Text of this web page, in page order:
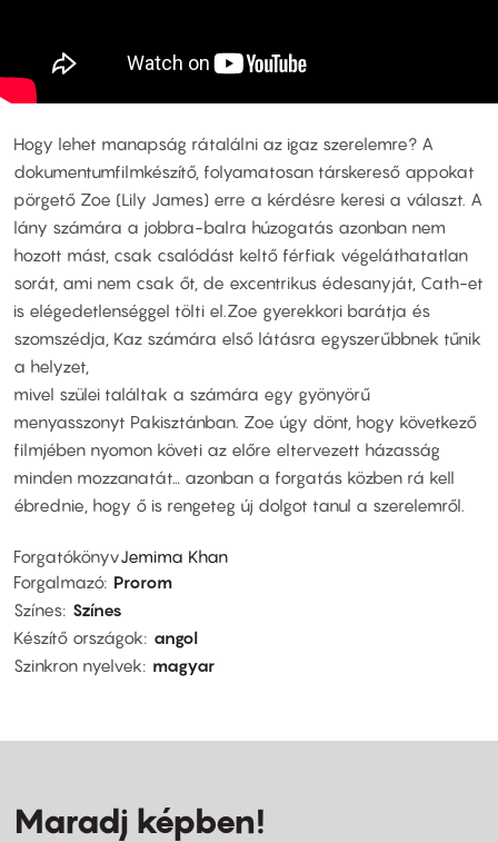
Hogy lehet manapság rátalálni az igaz szerelemre? A
dokumentumfilmkészítő, folyamatosan társkereső appokat
pörgető Zoe (Lily James) erre a kérdésre keresi a választ. A
lány számára a jobbra-balra húzogatás azonban nem
hozott mást, csak csalódást keltő férfiak végeláthatatlan
sorát, ami nem csak őt, de excentrikus édesanyját, Cath-et
is elégedetlenséggel tölti el.Zoe gyerekkori barátja és
szomszédja, Kaz számára első látásra egyszerűbbnek tűnik
a helyzet,
mivel szülei találtak a számára egy gyönyörű
menyasszonyt Pakisztánban. Zoe úgy dönt, hogy következő
filmjében nyomon követi az előre eltervezett házasság
minden mozzanatát… azonban a forgatás közben rá kell
ébrednie, hogy ő is rengeteg új dolgot tanul a szerelemről.
ForgatókönyvJemima Khan
Forgalmazó Prorom
Színes Színes
Készítő országok
angol
Szinkron nyelvek
magyar
Maradj képben!